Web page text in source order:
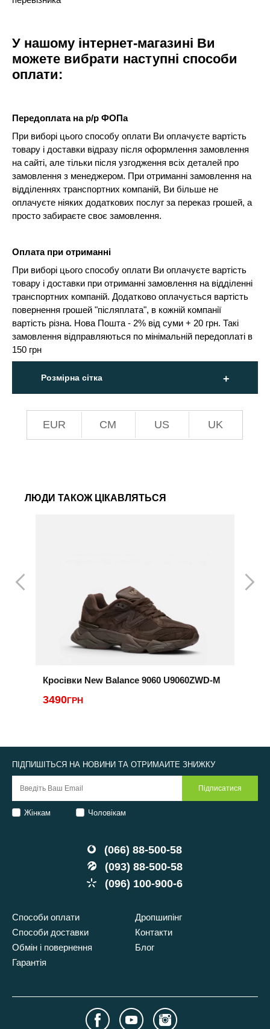
У нашому інтернет-магазині Ви
можете вибрати наступні способи
оплати:
Передоплата на р/р ФОПа
При виборі цього способу оплати Ви оплачуєте вартість
товару і доставки відразу після оформлення замовлення
на сайті, але тільки після узгодження всіх деталей про
замовлення з менеджером. При отриманні замовлення на
відділеннях транспортних компаній, Ви більше не
оплачуєте ніяких додаткових послуг за переказ грошей, а
просто забираєте своє замовлення.
Оплата при отриманні
При виборі цього способу оплати Ви оплачуєте вартість
товару і доставки при отриманні замовлення на відділенні
транспортних компаній. Додатково оплачується вартість
повернення грошей "післяплата", в кожній компанії
вартість різна. Нова Пошта - 2% від суми + 20 грн. Такі
замовлення відправляються по мінімальній передоплаті в
150 грн
Розмірна сітка
EUR СМ US UK
ЛЮДИ ТАКОЖ ЦІКАВЛЯТЬСЯ
Кросівки New Balance 9060 U9060ZWD-M
3490ГРН
(066) 88-500-58
(093) 88-500-58
(096) 100-900-6
Способи оплати
Способи доставки
Обмін і повернення
Гарантія
Дропшипінг
Контакти
Блог
ПІДПИШІТЬСЯ НА НОВИНИ ТА ОТРИМАЙТЕ ЗНИЖКУ
Жінкам Чоловікам